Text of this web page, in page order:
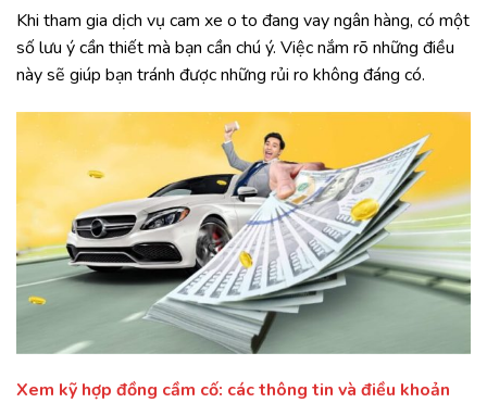
Khi tham gia dịch vụ cam xe o to đang vay ngân hàng, có một
số lưu ý cần thiết mà bạn cần chú ý. Việc nắm rõ những điều
này sẽ giúp bạn tránh được những rủi ro không đáng có.
Xem kỹ hợp đồng cầm cố: các thông tin và điều khoản